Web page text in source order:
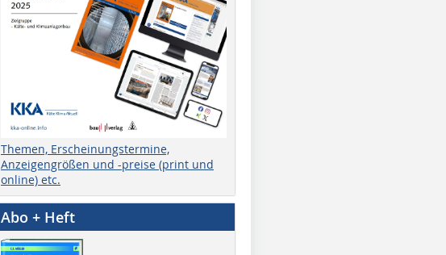
Themen, Erscheinungstermine,
Anzeigengrößen und -preise (print und
online) etc.
Abo + Heft